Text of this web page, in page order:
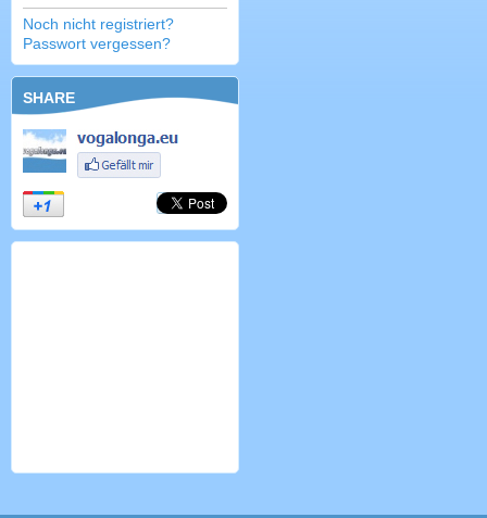
Noch nicht registriert?
Passwort vergessen?
SHARE